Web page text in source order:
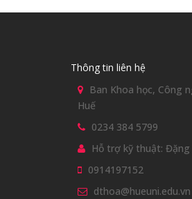
Thông tin liên hệ
Ban Khoa học, Công
Huế
0234 384 5799
Hỗ trợ kỹ thuật: Đặng
0914197152
dthoa@hueuni.edu.vn